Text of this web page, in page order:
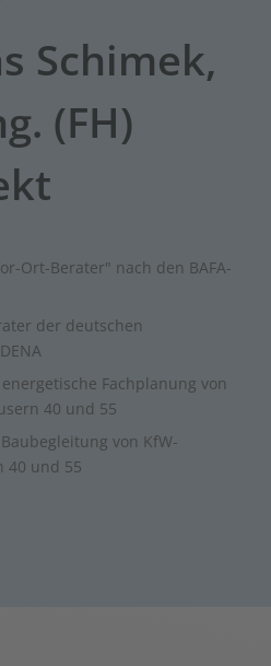
Schimek,
(FH)
Ort-Berater" nach den BAFA-
der deutschen
Fachplanung von
40 und 55
von KfW-
40 und 55